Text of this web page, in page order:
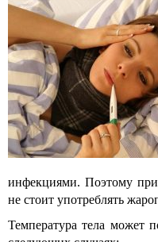
инфекциями. Поэтому
не стоит употреблять
Температура тела может